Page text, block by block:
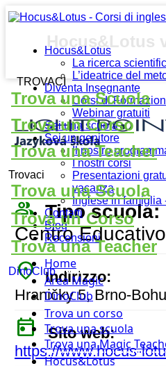
Hocus&Lotus
La ricerca
L’ideatrice del
Diventa Insegnante
Corsi di
Webinar gratuiti
Sei una scuola
Sei un genitore
Il nostro
I nostri corsi
Presentazioni
vacanza
Inglese in famiglia
Contatti
Blog
Recensioni
Home
Area Magic
DinoClub
Trova un corso
Trova una scuola
Trova una Magic
Hocus&Lotus
TROVACI
Trova una Scuola
Trova un Corso
Trova una Teacher
Trovaci
Trova una Scuola
Trova un Corso
Trova una Teacher
DinoClub
Hocus&Lotus
people_outline Tipo scuola:
Centro Educativo
place Indirizzo:
Hraničky 5, Brno-
today
Sito web:
https://www.hocus-